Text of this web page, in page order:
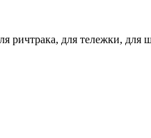
ричтрака, для тележки, для